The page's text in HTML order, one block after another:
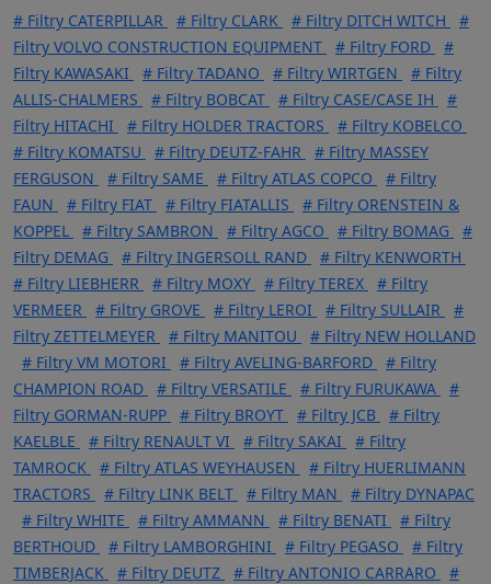
# Filtry CATERPILLAR # Filtry CLARK # Filtry DITCH WITCH
#
Filtry VOLVO CONSTRUCTION EQUIPMENT
# Filtry FORD
#
Filtry KAWASAKI
# Filtry TADANO # Filtry WIRTGEN
# Filtry
ALLIS-CHALMERS
# Filtry BOBCAT # Filtry CASE/CASE IH
#
Filtry HITACHI
# Filtry HOLDER TRACTORS
# Filtry KOBELCO
# Filtry KOMATSU
# Filtry DEUTZ-FAHR
# Filtry MASSEY
FERGUSON
# Filtry SAME # Filtry ATLAS COPCO
# Filtry
FAUN
# Filtry FIAT # Filtry FIATALLIS
# Filtry ORENSTEIN &
KOPPEL
# Filtry SAMBRON # Filtry AGCO # Filtry BOMAG
#
Filtry DEMAG
# Filtry INGERSOLL RAND
# Filtry KENWORTH
# Filtry LIEBHERR
# Filtry MOXY # Filtry TEREX
# Filtry
VERMEER
# Filtry GROVE # Filtry LEROI # Filtry SULLAIR
#
Filtry ZETTELMEYER
# Filtry MANITOU
# Filtry NEW HOLLAND
# Filtry VM MOTORI
# Filtry AVELING-BARFORD
# Filtry
CHAMPION ROAD
# Filtry VERSATILE # Filtry FURUKAWA
#
Filtry GORMAN-RUPP
# Filtry BROYT # Filtry JCB
# Filtry
KAELBLE
# Filtry RENAULT VI # Filtry SAKAI
# Filtry
TAMROCK
# Filtry ATLAS WEYHAUSEN
# Filtry HUERLIMANN
TRACTORS
# Filtry LINK BELT # Filtry MAN
# Filtry DYNAPAC
# Filtry WHITE
# Filtry AMMANN # Filtry BENATI
# Filtry
BERTHOUD
# Filtry LAMBORGHINI # Filtry PEGASO
# Filtry
TIMBERJACK
# Filtry DEUTZ # Filtry ANTONIO CARRARO
#